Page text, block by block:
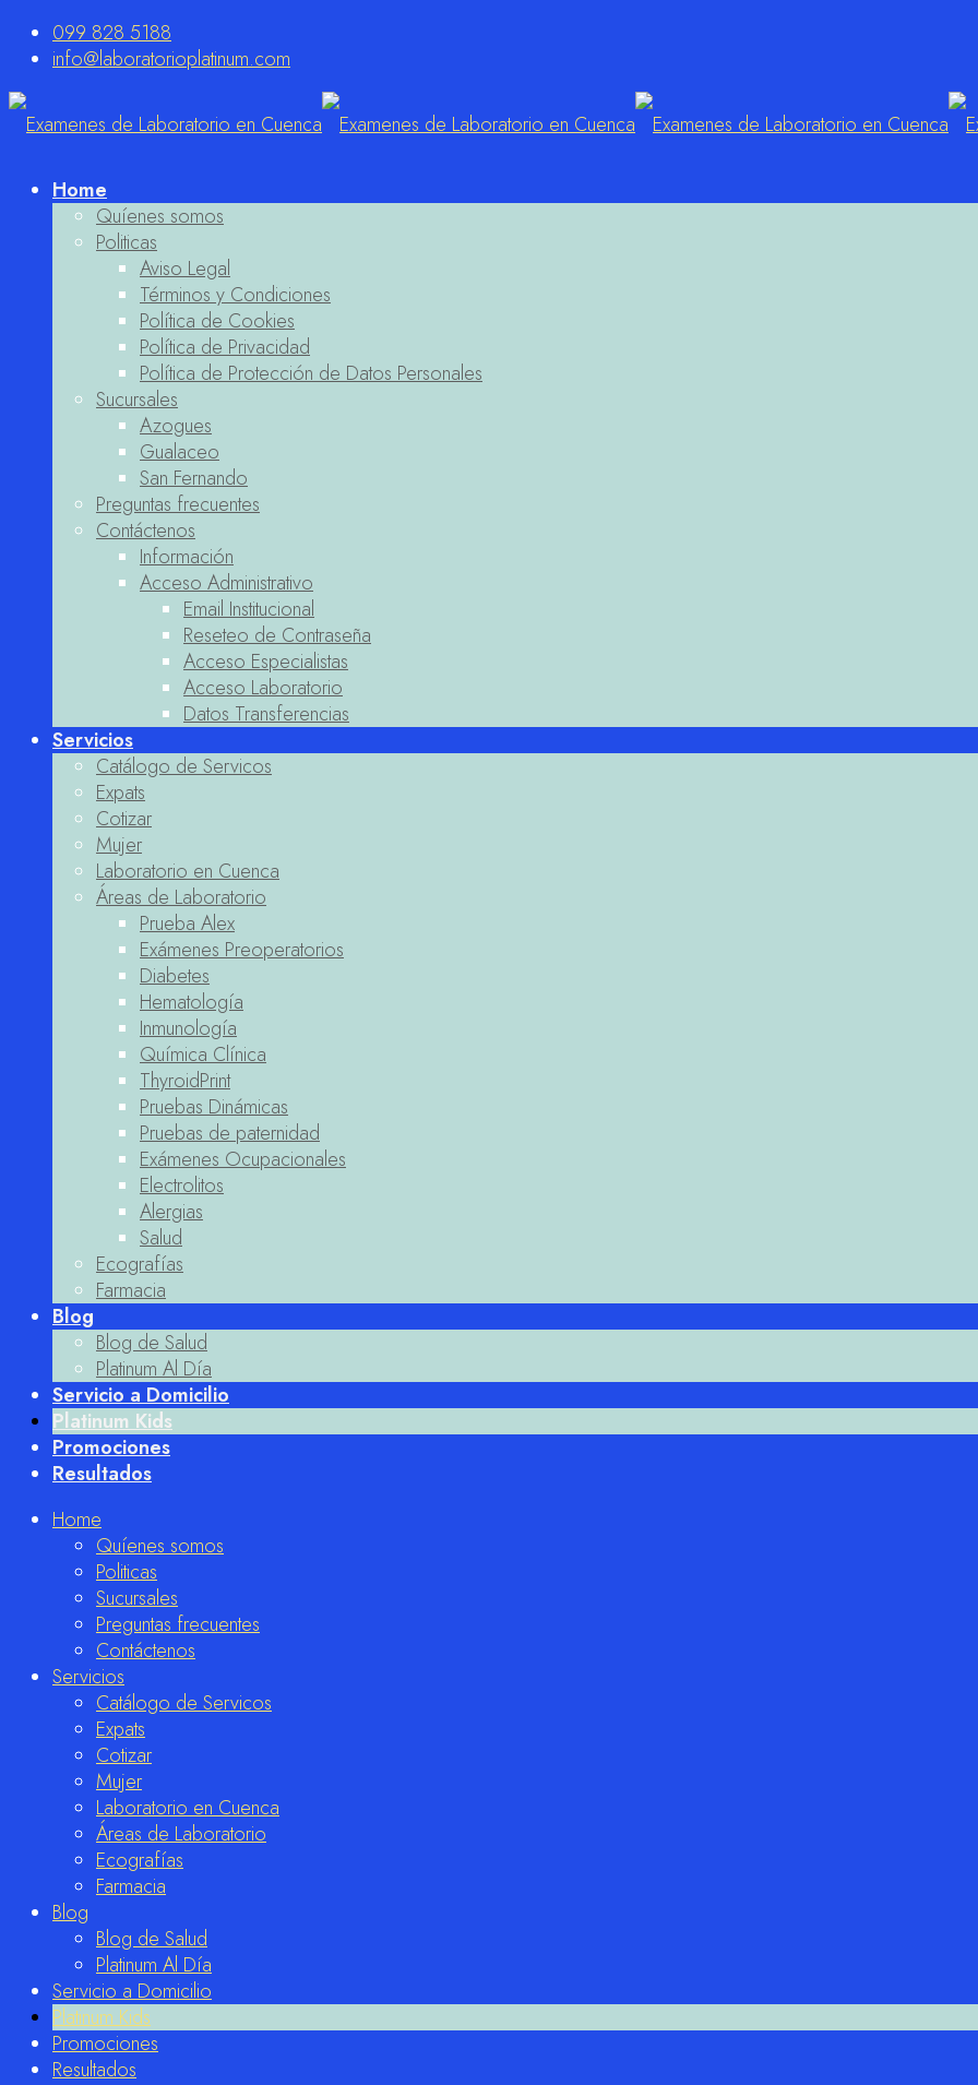
099 828 5188
info@laboratorioplatinum.com
Home
Quíenes somos
Politicas
Aviso Legal
Términos y Condiciones
Política de Cookies
Política de Privacidad
Política de Protección de Datos Personales
Sucursales
Azogues
Gualaceo
San Fernando
Preguntas frecuentes
Contáctenos
Información
Acceso Administrativo
Email Institucional
Reseteo de Contraseña
Acceso Especialistas
Acceso Laboratorio
Datos Transferencias
Servicios
Catálogo de Servicos
Expats
Cotizar
Mujer
Laboratorio en Cuenca
Áreas de Laboratorio
Prueba Alex
Exámenes Preoperatorios
Diabetes
Hematología
Inmunología
Química Clínica
ThyroidPrint
Pruebas Dinámicas
Pruebas de paternidad
Exámenes Ocupacionales
Electrolitos
Alergias
Salud
Ecografías
Farmacia
Blog
Blog de Salud
Platinum Al Día
Servicio a Domicilio
Platinum Kids
Promociones
Resultados
Home
Quíenes somos
Politicas
Sucursales
Preguntas frecuentes
Contáctenos
Servicios
Catálogo de Servicos
Expats
Cotizar
Mujer
Laboratorio en Cuenca
Áreas de Laboratorio
Ecografías
Farmacia
Blog
Blog de Salud
Platinum Al Día
Servicio a Domicilio
Platinum Kids
Promociones
Resultados